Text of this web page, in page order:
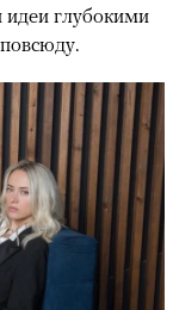
идеи глубокими